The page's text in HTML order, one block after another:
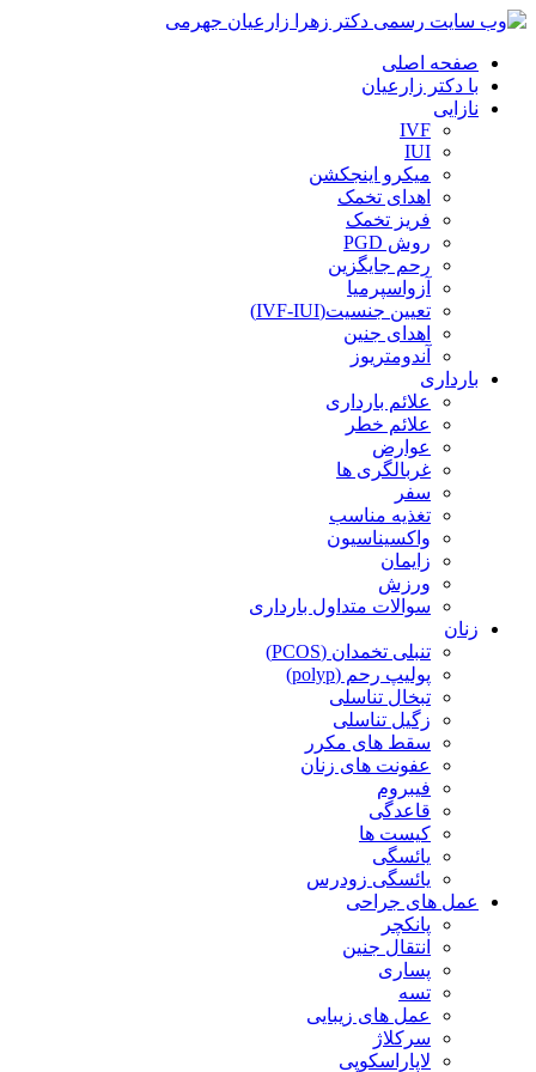
صفحه اصلی
با دکتر زارعیان
نازایی
IVF
IUI
میکرو اینجکشن
اهدای تخمک
فریز تخمک
روش PGD
رحم جایگزین
آزواسپرمیا
تعیین جنسیت(IVF-IUI)
اهدای جنین
آندومتریوز
بارداری
علائم بارداری
علائم خطر
عوارض
غربالگری ها
سفر
تغذیه مناسب
واکسیناسیون
زایمان
ورزش
سوالات متداول بارداری
زنان
تنبلی تخمدان (PCOS)
پولیپ رحم (polyp)
تبخال تناسلی
زگیل تناسلی
سقط های مکرر
عفونت های زنان
فیبروم
قاعدگی
کیست ها
یائسگی
یائسگی زودرس
عمل های جراحی
پانکچر
انتقال جنین
پساری
تسه
عمل های زیبایی
سرکلاژ
لاپاراسکوپی